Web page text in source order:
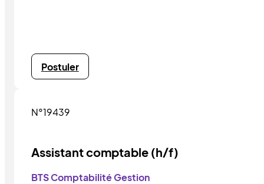
Postuler
N°19439
Assistant comptable (h/f)
BTS Comptabilité Gestion